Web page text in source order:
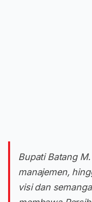
Bupati Batang
manajemen,
visi dan